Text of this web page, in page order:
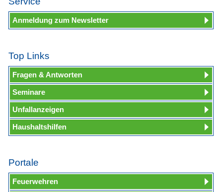
Anmeldung zum Newsletter
Top Links
Fragen & Antworten
Seminare
Unfallanzeigen
Haushaltshilfen
Portale
Feuerwehren